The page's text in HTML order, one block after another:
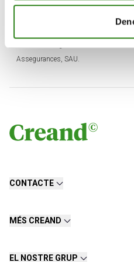
atractius”, apunta Daniel
Assegurances, SAU.
CONTACTE
MÉS CREAND
EL NOSTRE GRUP